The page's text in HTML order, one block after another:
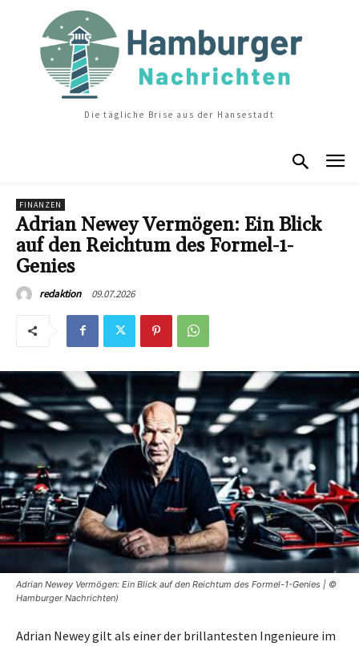
Die tägliche Brise aus der Hansestadt
FINANZEN
Adrian Newey Vermögen: Ein Blick
auf den Reichtum des Formel-1-
Genies
redaktion 09.07.2026
Adrian Newey Vermögen: Ein Blick auf den Reichtum des Formel-1-Genies | ©
Hamburger Nachrichten)
Adrian Newey gilt als einer der brillantesten Ingenieure im